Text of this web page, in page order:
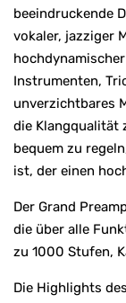
beeindruckende
vokaler, jazziger
Instrumenten,
unverzichtbares
die Klangqualität
bequem zu
ist, der einen
Der Grand
die über alle
zu 1000 Stufen,
Die Highlights